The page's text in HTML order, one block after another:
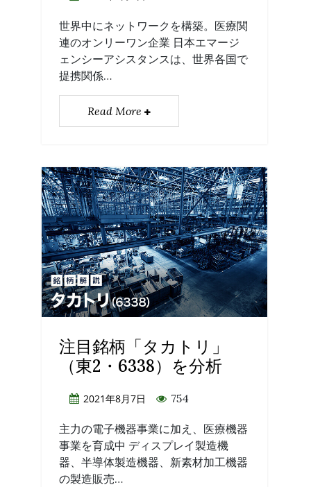
世界中にネットワークを構築。医療関
連のオンリーワン企業 日本エマージ
ェンシーアシスタンスは、世界各国で
提携関係…
Read More
注目銘柄「タカトリ」
（東2・6338）を分析
2021年8月7日 754
主力の電子機器事業に加え、医療機器
事業を育成中 ディスプレイ製造機
器、半導体製造機器、新素材加工機器
の製造販売…